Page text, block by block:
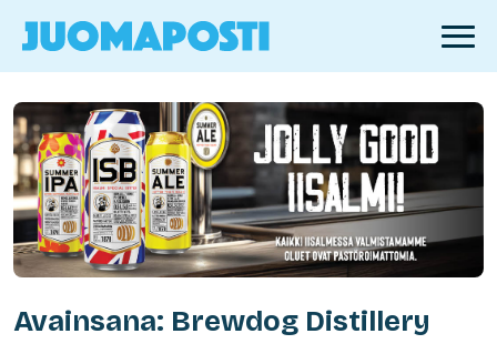
Avainsana: Brewdog Distillery